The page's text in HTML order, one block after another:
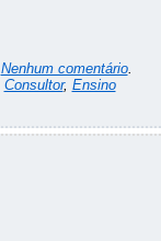
Nenhum comentário.
Consultor, Ensino